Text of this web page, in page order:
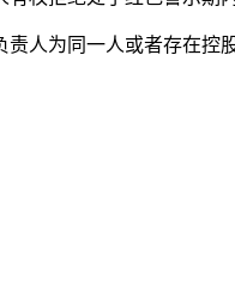
责人为同一人或者存在控